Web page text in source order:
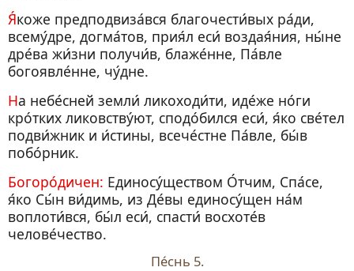
Я́коже предподвиза́вся благочести́вых ра́ди,
всему́дре, догма́тов, прия́л еси́ воздая́ния, ны́не
дре́ва жи́зни получи́в, блаже́нне, Па́вле
богоявле́нне, чу́дне.
На небе́сней земли́ ликоходи́ти, иде́же но́ги
кро́тких ликовству́ют, сподо́бился еси́, я́ко све́тел
подви́жник и и́стины, всече́стне Па́вле, бы́в
побо́рник.
Богоро́дичен: Единосу́ществом О́тчим, Спа́се,
я́ко Сы́н ви́димь, из Де́вы единосу́щен на́м
воплоти́вся, бы́л еси́, спасти́ восхоте́в
челове́чество.
Пе́снь 5.